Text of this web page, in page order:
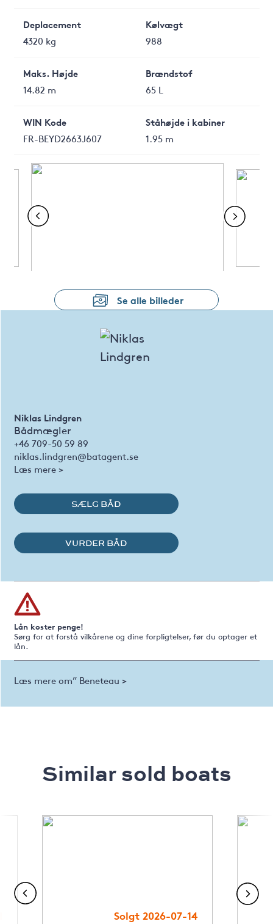
Deplacement
4320 kg
Kølvægt
988
Maks. Højde
14.82 m
Brændstof
65 L
WIN Kode
FR-BEYD2663J607
Ståhøjde i kabiner
1.95 m
Se alle billeder
Niklas Lindgren
Bådmægler
+46 709-50 59 89
niklas.lindgren@batagent.se
Læs mere >
SÆLG BÅD
VURDER BÅD
Lån koster penge!
Sørg for at forstå vilkårene og dine forpligtelser, før du optager et
lån.
Læs mere om” Beneteau >
Similar sold boats
Solgt 2026-07-14